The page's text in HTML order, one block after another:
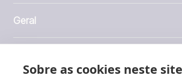
Sobre as cookies neste site
Geral